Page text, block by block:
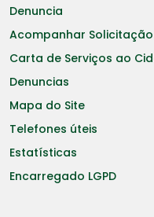
Denuncia
Acompanhar Solicitação
Carta de Serviços ao
Denuncias
Mapa do Site
Telefones úteis
Estatísticas
Encarregado LGPD